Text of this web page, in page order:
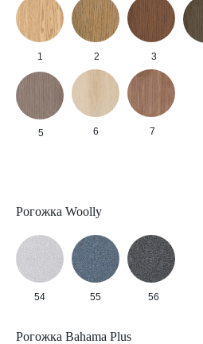
1 2 3
5 6 7
Рогожка Woolly
54 55 56
Рогожка Bahama Plus